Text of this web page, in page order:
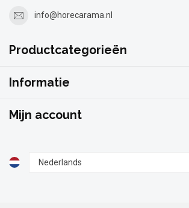
info@horecarama.nl
Productcategorieën
Informatie
Mijn account